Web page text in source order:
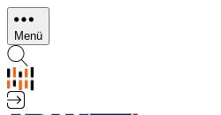
Direkt
zum
Inhalt
Menü